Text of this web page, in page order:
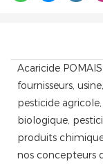
Acaricide
fournisseurs,
pesticide
biologique,
produits
nos concepteurs